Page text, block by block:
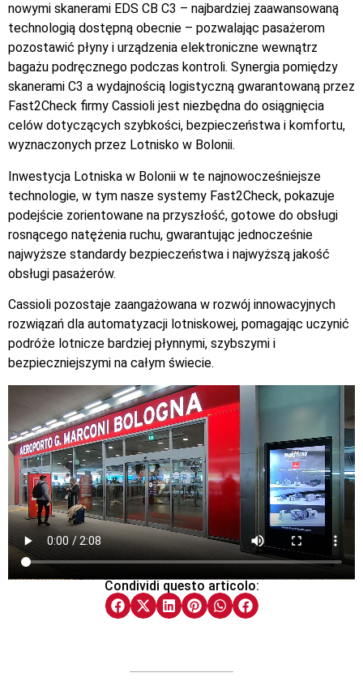
nowymi skanerami EDS CB C3 – najbardziej zaawansowaną
technologią dostępną obecnie – pozwalając pasażerom
pozostawić płyny i urządzenia elektroniczne wewnątrz
bagażu podręcznego podczas kontroli. Synergia pomiędzy
skanerami C3 a wydajnością logistyczną gwarantowaną przez
Fast2Check firmy Cassioli jest niezbędna do osiągnięcia
celów dotyczących szybkości, bezpieczeństwa i komfortu,
wyznaczonych przez Lotnisko w Bolonii.
Inwestycja Lotniska w Bolonii w te najnowocześniejsze
technologie, w tym nasze systemy Fast2Check, pokazuje
podejście zorientowane na przyszłość, gotowe do obsługi
rosnącego natężenia ruchu, gwarantując jednocześnie
najwyższe standardy bezpieczeństwa i najwyższą jakość
obsługi pasażerów.
Cassioli pozostaje zaangażowana w rozwój innowacyjnych
rozwiązań dla automatyzacji lotniskowej, pomagając uczynić
podróże lotnicze bardziej płynnymi, szybszymi i
bezpieczniejszymi na całym świecie.
Condividi questo articolo: